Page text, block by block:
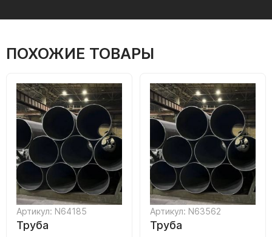
ПОХОЖИЕ ТОВАРЫ
Артикул: N64185
Труба
Артикул: N63562
Труба